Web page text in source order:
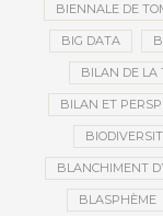
BIENNALE DE
BIG DATA
BILAN DE LA
BILAN ET
BLANCHIMENT
BLASPHÈME